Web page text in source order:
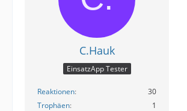
C.Hauk
EinsatzApp Tester
Reaktionen
30
Trophäen
1